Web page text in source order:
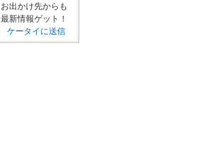
お出かけ先からも
最新情報ゲット！
ケータイに送信